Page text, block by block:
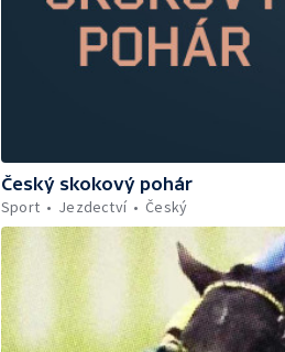
Český skokový pohár
Sport
Jezdectví Český